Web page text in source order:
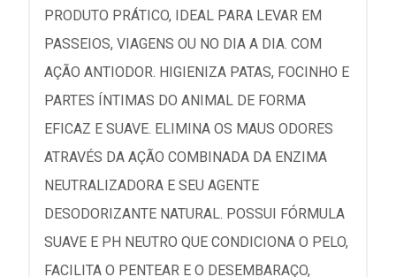
PRODUTO PRÁTICO, IDEAL PARA LEVAR EM
PASSEIOS, VIAGENS OU NO DIA A DIA. COM
AÇÃO ANTIODOR. HIGIENIZA PATAS, FOCINHO E
PARTES ÍNTIMAS DO ANIMAL DE FORMA
EFICAZ E SUAVE. ELIMINA OS MAUS ODORES
ATRAVÉS DA AÇÃO COMBINADA DA ENZIMA
NEUTRALIZADORA E SEU AGENTE
DESODORIZANTE NATURAL. POSSUI FÓRMULA
SUAVE E PH NEUTRO QUE CONDICIONA O PELO,
FACILITA O PENTEAR E O DESEMBARAÇO,